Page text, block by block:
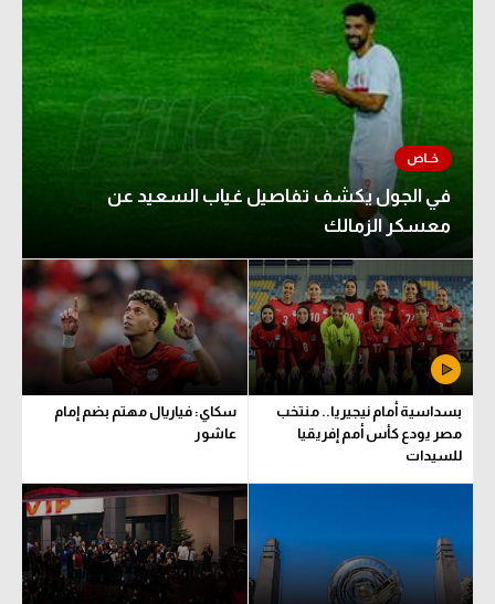
في الجول يكشف تفاصيل غياب السعيد عن
معسكر الزمالك
بسداسية أمام نيجيريا.. منتخب
مصر يودع كأس أمم إفريقيا
للسيدات
سكاي: فياريال مهتم بضم إمام
عاشور